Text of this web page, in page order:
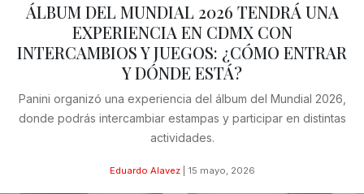
ÁLBUM DEL MUNDIAL 2026 TENDRÁ UNA
EXPERIENCIA EN CDMX CON
INTERCAMBIOS Y JUEGOS: ¿CÓMO ENTRAR
Y DÓNDE ESTÁ?
Panini organizó una experiencia del álbum del Mundial 2026,
donde podrás intercambiar estampas y participar en distintas
actividades.
Eduardo Alavez 15 mayo, 2026